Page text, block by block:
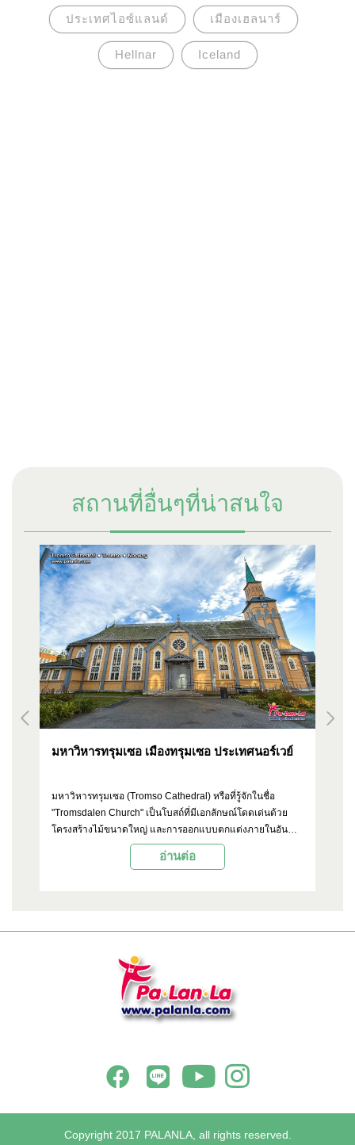
ประเทศไอซ์แลนด์ เมืองเฮลนาร์
Hellnar Iceland
สถานที่อื่นๆที่น่าสนใจ
มหาวิหารทรุมเซอ เมืองทรุมเซอ ประเทศนอร์เวย์
มหาวิหารทรุมเซอ (Tromso Cathedral) หรือที่รู้จักในชื่อ
"Tromsdalen Church" เป็นโบสถ์ที่มีเอกลักษณ์โดดเด่นด้วย
โครงสร้างไม้ขนาดใหญ่ และการออกแบบตกแต่งภายในอัน
อ่านต่อ
Copyright 2017 PALANLA, all rights reserved.